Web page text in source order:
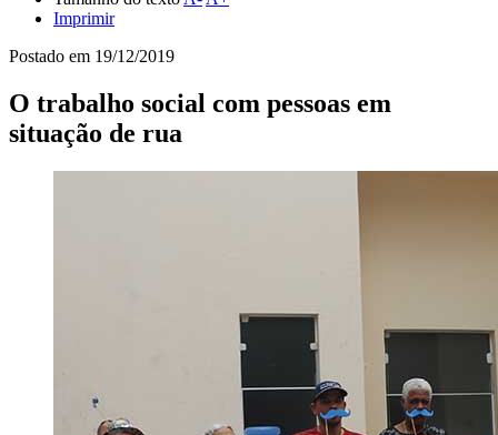
Imprimir
Postado em 19/12/2019
O trabalho social com pessoas em
situação de rua